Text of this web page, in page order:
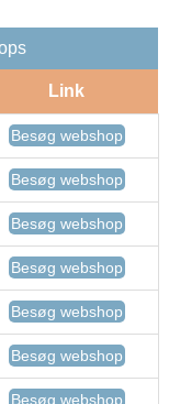
Link
Besøg webshop
Besøg webshop
Besøg webshop
Besøg webshop
Besøg webshop
Besøg webshop
Besøg webshop